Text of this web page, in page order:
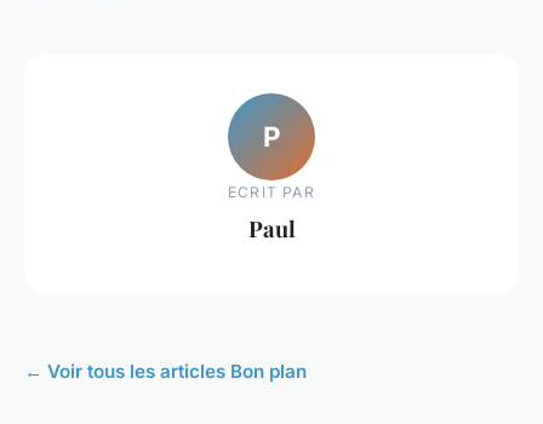
P
ECRIT PAR
Paul
← Voir tous les articles Bon plan